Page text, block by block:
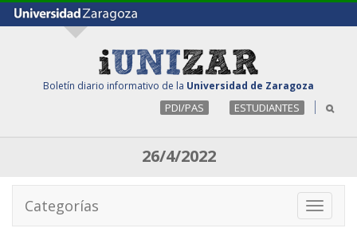
Boletín diario informativo de la Universidad de Zaragoza
PDI/PAS ESTUDIANTES
26/4/2022
Toggle
Categorías